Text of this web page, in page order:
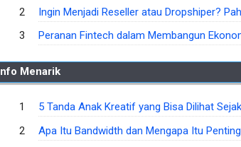
Ingin Menjadi Reseller atau Dropshiper?
Peranan Fintech dalam Membangun
Info Menarik
5 Tanda Anak Kreatif yang Bisa Dilihat
Apa Itu Bandwidth dan Mengapa Itu